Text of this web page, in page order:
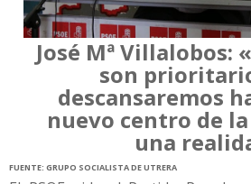
José Mª Villalobos:
son
descansaremos
nuevo centro de
una
FUENTE: GRUPO SOCIALISTA DE UTRERA